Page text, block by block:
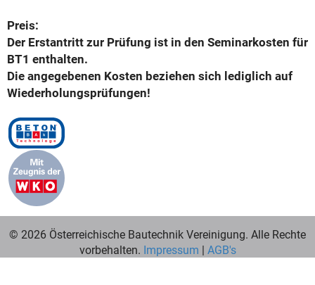
Preis:
Der Erstantritt zur Prüfung ist in den Seminarkosten für
BT1 enthalten.
Die angegebenen Kosten beziehen sich lediglich auf
Wiederholungsprüfungen!
© 2026 Österreichische Bautechnik Vereinigung. Alle Rechte
vorbehalten. Impressum | AGB's